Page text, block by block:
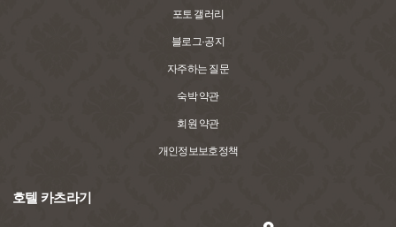
포토 갤러리
블로그·공지
자주하는 질문
숙박 약관
회원 약관
개인정보보호정책
호텔 카츠라기